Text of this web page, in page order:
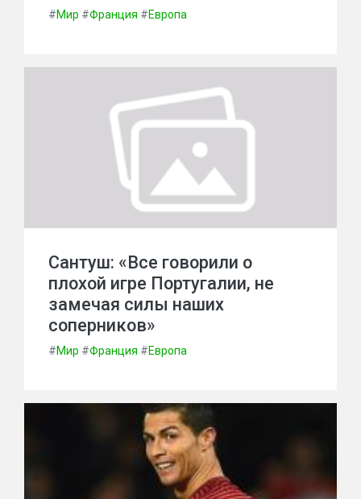
#Мир #Франция #Европа
Сантуш: «Все говорили о
плохой игре Португалии, не
замечая силы наших
соперников»
#Мир #Франция #Европа